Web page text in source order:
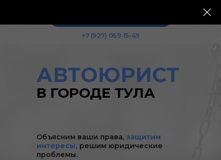
+7 (927) 069-15-49
В ГОРОДЕ ТУЛА
АВТОЮРИСТ
Объясним ваши права, защитим
интересы, решим юридические
проблемы.